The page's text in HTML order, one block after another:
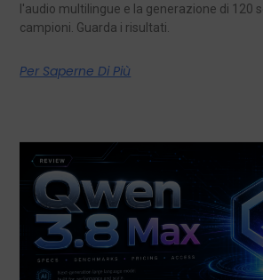
l'audio multilingue e la generazione di 120
campioni. Guarda i risultati.
Per Saperne Di Più